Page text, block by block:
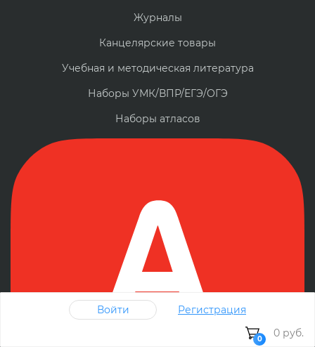
Журналы
Канцелярские товары
Учебная и методическая литература
Наборы УМК/ВПР/ЕГЭ/ОГЭ
Наборы атласов
Войти Регистрация
0 0 руб.